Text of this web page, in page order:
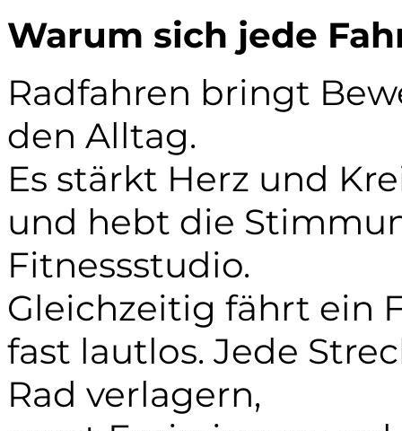
Warum sich jede
Radfahren bringt
den Alltag.
Es stärkt Herz und
und hebt die
Fitnessstudio.
Gleichzeitig fährt ein
fast lautlos. Jede
Rad verlagern,